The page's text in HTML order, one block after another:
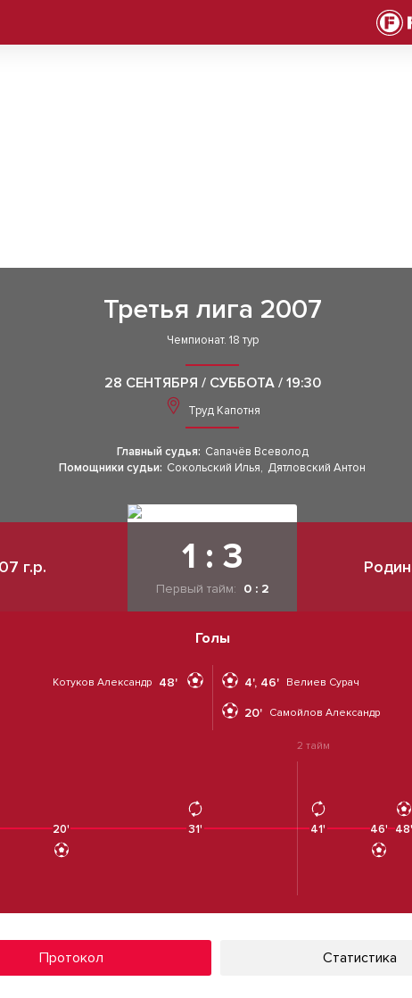
Третья лига 2007
Чемпионат. 18 тур
28 СЕНТЯБРЯ / СУББОТА / 19:30
Труд Капотня
Главный судья: Сапачёв Всеволод
Помощники судьи: Сокольский Илья, Дятловский Антон
г.р. 1 : 3
Первый тайм: 0 : 2
Голы
Котуков Александр 48' Велиев Сурач
4', 46'
Самойлов Александр
20'
2 тайм
20' 31' 41' 46' 48'
Протокол Статистика